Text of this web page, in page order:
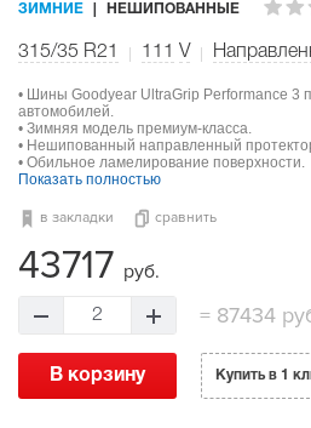
ЗИМНИЕ НЕШИПОВАННЫЕ
315/35 R21 111 V
• Шины Goodyear UltraGrip Performance 3
автомобилей.
• Зимняя модель премиум-класса.
• Нешипованный направленный
• Обильное ламелирование поверхности.
Показать полностью
в закладки сравнить
43717 руб.
2 = 87434
В корзину Купить в 1